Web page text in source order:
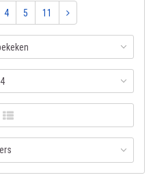
4 5 11